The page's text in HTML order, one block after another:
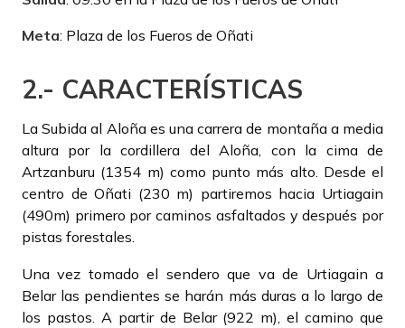
Meta: Plaza de los Fueros de Oñati
2.- CARACTERÍSTICAS
La Subida al Aloña es una carrera de montaña a media
altura por la cordillera del Aloña, con la cima de
Artzanburu (1354 m) como punto más alto. Desde el
centro de Oñati (230 m) partiremos hacia Urtiagain
(490m) primero por caminos asfaltados y después por
pistas forestales.
Una vez tomado el sendero que va de Urtiagain a
Belar las pendientes se harán más duras a lo largo de
los pastos. A partir de Belar (922 m), el camino que